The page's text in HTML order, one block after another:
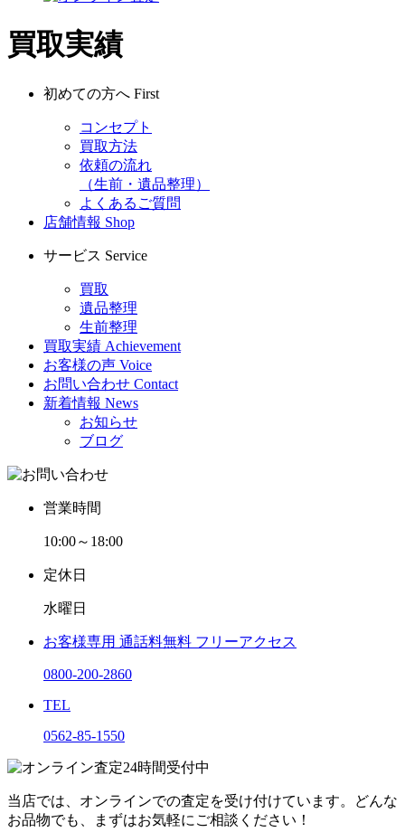
買取実績
初めての方へ First
コンセプト
買取方法
依頼の流れ
（生前・遺品整理）
よくあるご質問
店舗情報 Shop
サービス Service
買取
遺品整理
生前整理
買取実績 Achievement
お客様の声 Voice
お問い合わせ Contact
新着情報 News
お知らせ
ブログ
営業時間
10:00～18:00
定休日
水曜日
お客様専用 通話料無料 フリーアクセス
0800-200-2860
TEL
0562-85-1550
当店では、オンラインでの査定を受け付けています。どんな
お品物でも、まずはお気軽にご相談ください！